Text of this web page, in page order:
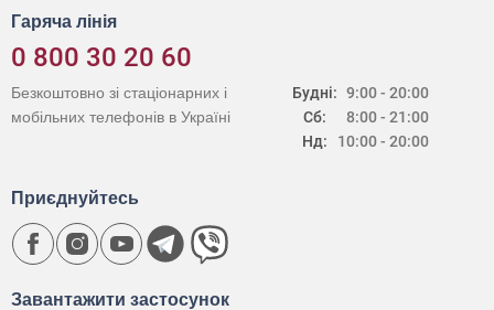
Гаряча лінія
0 800 30 20 60
Будні:
Сб:
Нд:
9:00 - 20:00
8:00 - 21:00
10:00 - 20:00
Безкоштовно зі стаціонарних і
мобільних телефонів в Україні
Завантажити застосунок
Приєднуйтесь